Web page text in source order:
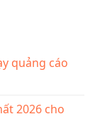
quảng cáo
2026 cho